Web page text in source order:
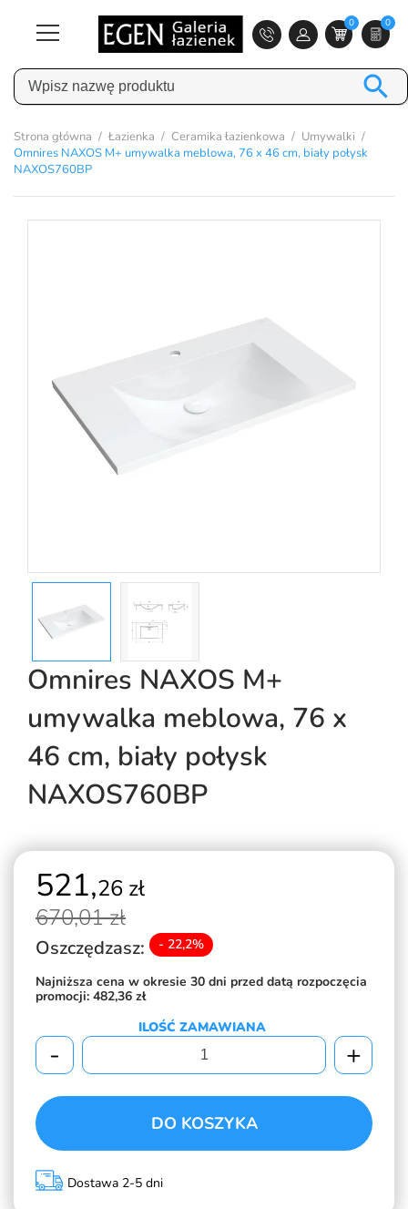
0 0

Strona główna Łazienka Ceramika łazienkowa
Umywalki
Omnires NAXOS M+ umywalka meblowa, 76 x 46 cm, biały połysk
NAXOS760BP
Omnires NAXOS M+
umywalka meblowa, 76 x
46 cm, biały połysk
NAXOS760BP
521,26 zł
670,01 zł
Oszczędzasz: - 22,2%
Najniższa cena w okresie 30 dni przed datą rozpoczęcia
promocji: 482,36 zł
ILOŚĆ ZAMAWIANA
- +
DO KOSZYKA
Dostawa 2-5 dni